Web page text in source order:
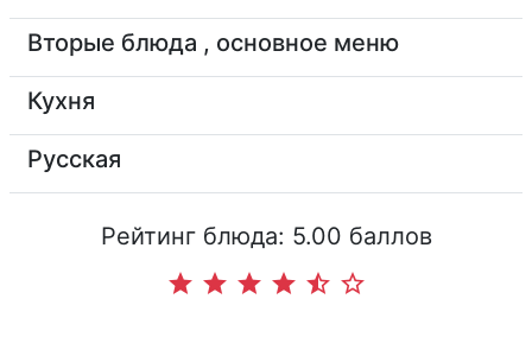
Вторые блюда , основное меню
Кухня
Русская
Рейтинг блюда: 5.00 баллов
star star star star star_half star_border